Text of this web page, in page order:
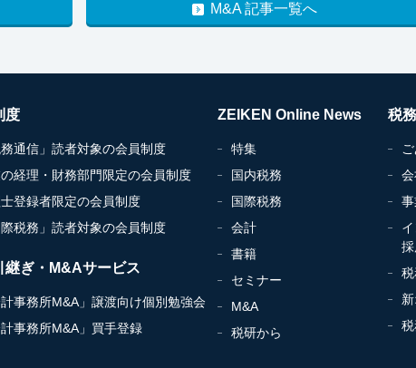
M&A 記事一覧へ
度
務通信」読者対象の会員制度
経理・財務部門限定の会員制度
登録者限定の会員制度
際税務」読者対象の会員制度
継ぎ・M&Aサービス
計事務所M&A」譲渡向け個別勉強会
計事務所M&A」買手登録
ZEIKEN Online News
特集
国内税務
国際税務
会計
書籍
セミナー
M&A
税研から
税